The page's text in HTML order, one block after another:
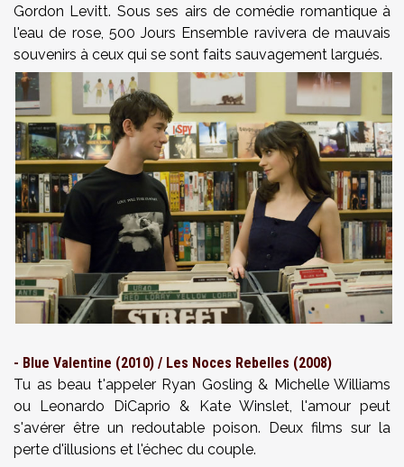
Gordon Levitt. Sous ses airs de comédie romantique à
l'eau de rose, 500 Jours Ensemble ravivera de mauvais
souvenirs à ceux qui se sont faits sauvagement largués.
- Blue Valentine (2010) / Les Noces Rebelles (2008)
Tu as beau t'appeler Ryan Gosling & Michelle Williams
ou Leonardo DiCaprio & Kate Winslet, l'amour peut
s'avérer être un redoutable poison. Deux films sur la
perte d'illusions et l'échec du couple.